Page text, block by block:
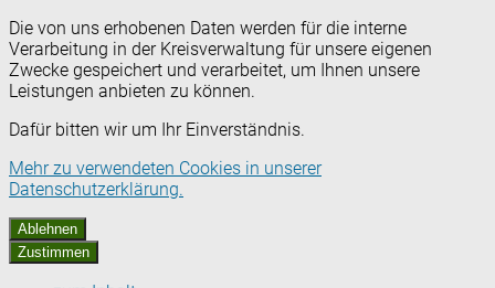
Die von uns erhobenen Daten werden für die interne
Verarbeitung in der Kreisverwaltung für unsere eigenen
Zwecke gespeichert und verarbeitet, um Ihnen unsere
Leistungen anbieten zu können.
Dafür bitten wir um Ihr Einverständnis.
Mehr zu verwendeten Cookies in unserer
Datenschutzerklärung.
Ablehnen
Zustimmen